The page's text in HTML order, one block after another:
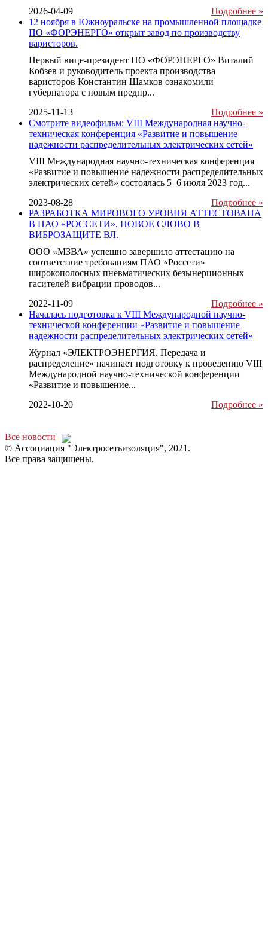
2026-04-09
Подробнее »
12 ноября в Южноуральске на промышленной площадке
ПО «ФОРЭНЕРГО» открыт завод по производству
варисторов.
Первый вице-президент ПО «ФОРЭНЕРГО» Виталий
Кобзев и руководитель проекта производства
варисторов Константин Шамков ознакомили
губернатора с новым предпр...
2025-11-13
Подробнее »
Смотрите видеофильм: VIII Международная научно-
техническая конференция «Развитие и повышение
надежности распределительных электрических сетей»
VIII Международная научно-техническая конференция
«Развитие и повышение надежности распределительных
электрических сетей» состоялась 5–6 июля 2023 год...
2023-08-28
Подробнее »
РАЗРАБОТКА МИРОВОГО УРОВНЯ АТТЕСТОВАНА
В ПАО «РОССЕТИ». НОВОЕ СЛОВО В
ВИБРОЗАЩИТЕ ВЛ.
ООО «МЗВА» успешно завершило аттестацию на
соответствие требованиям ПАО «Россети»
широкополосных пневматических безынерционных
гасителей вибрации проводов...
2022-11-09
Подробнее »
Началась подготовка к VIII Международной научно-
технической конференции «Развитие и повышение
надежности распределительных электрических сетей»
Журнал «ЭЛЕКТРОЭНЕРГИЯ. Передача и
распределение» начинает подготовку к проведению VIII
Международной научно-технической конференции
«Развитие и повышение...
2022-10-20
Подробнее »
Все новости
© Ассоциация "Электросетьизоляция", 2021.
Все права защищены.